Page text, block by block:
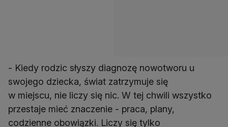
- Kiedy rodzic słyszy diagnozę nowotworu u
swojego dziecka, świat zatrzymuje się
w miejscu, nie liczy się nic. W tej chwili wszystko
przestaje mieć znaczenie - praca, plany,
codzienne obowiązki. Liczy się tylko